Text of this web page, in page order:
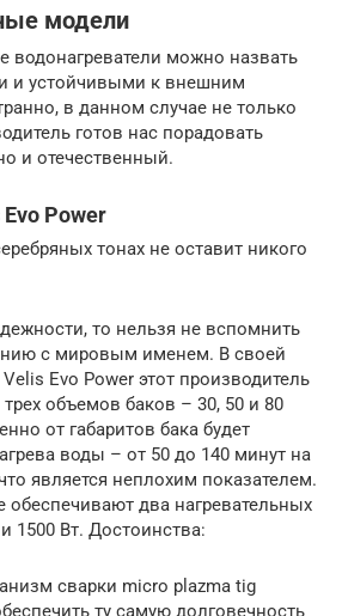
модели
водонагреватели можно назвать
устойчивыми к внешним
в данном случае не только
готов нас порадовать
и отечественный.
Power
тонах не оставит никого
то нельзя не вспомнить
с мировым именем. В своей
Evo Power этот производитель
объемов баков – 30, 50 и 80
от габаритов бака будет
воды – от 50 до 140 минут на
является неплохим показателем.
обеспечивают два нагревательных
1500 Вт. Достоинства:
сварки micro plazma tig
ту самую долговечность